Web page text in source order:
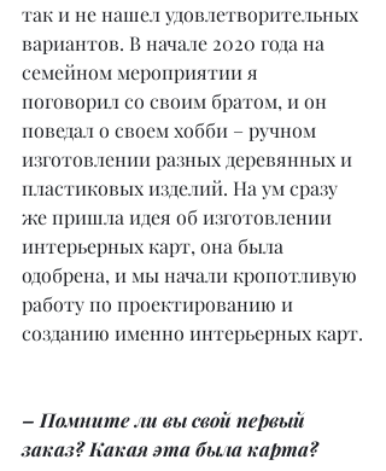
так и не нашел удовлетворительных
вариантов. В начале 2020 года на
семейном мероприятии я
поговорил со своим братом, и он
поведал о своем хобби – ручном
изготовлении разных деревянных и
пластиковых изделий. На ум сразу
же пришла идея об изготовлении
интерьерных карт, она была
одобрена, и мы начали кропотливую
работу по проектированию и
созданию именно интерьерных карт.
– Помните ли вы свой первый
заказ? Какая эта была карта?